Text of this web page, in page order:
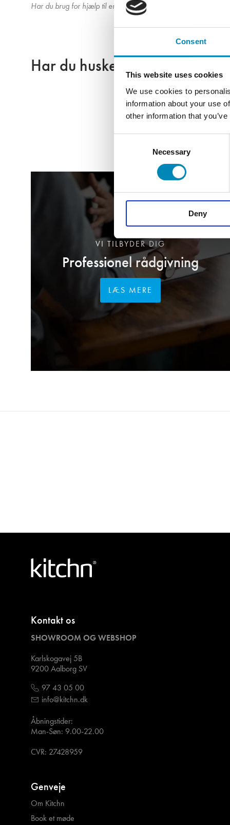
Consent
This website uses cookies
We use cookies to
information about your use
other information that
Necessary
Deny
Har du brug for hjælp til en komplet køkken- eller
Har du husket?
Professionel rådgivning
VI TILBYDER DIG
LÆS MERE
Kontakt os
SHOWROOM OG WEBSHOP
Karlskogavej 5B
9200 Aalborg SV
97 43 05 00
info@kitchn.dk
Åbningstider:
Man-Søn: 9.00-22.00
CVR: 27428959
Genveje
Om Kitchn
Book et møde